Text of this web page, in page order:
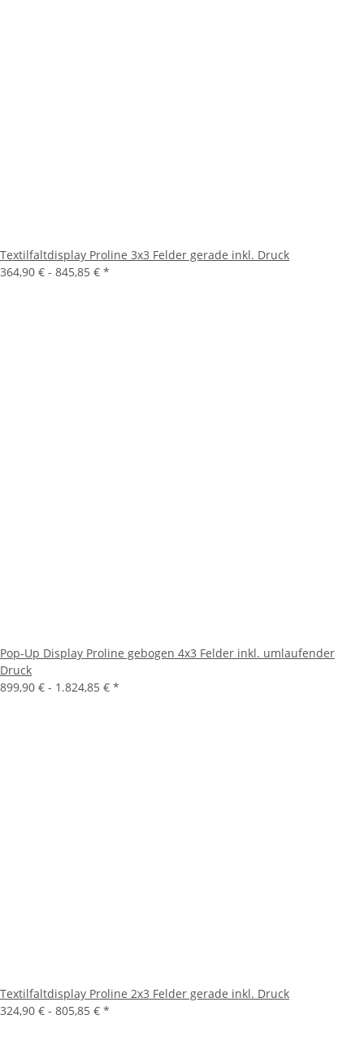
Textilfaltdisplay Proline 3x3 Felder gerade inkl. Druck
364,90 € - 845,85 € *
Pop-Up Display Proline gebogen 4x3 Felder inkl. umlaufender
Druck
899,90 € - 1.824,85 € *
Textilfaltdisplay Proline 2x3 Felder gerade inkl. Druck
324,90 € - 805,85 € *